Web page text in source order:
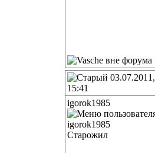
03.07.2011,
15:41
igorok1985
Старожил